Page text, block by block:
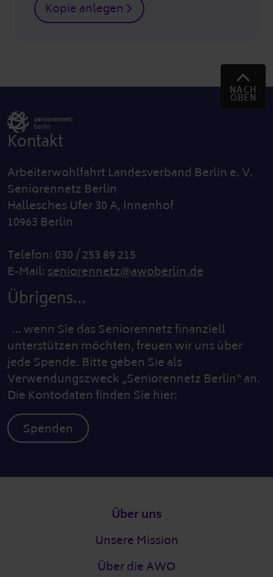
Kopie anlegen
NACH
OBEN
Kontakt
Arbeiterwohlfahrt Landesverband Berlin e. V.
Seniorennetz Berlin
Hallesches Ufer 30 A, Innenhof
10963 Berlin
Telefon: 030 / 253 89 215
E-Mail:seniorennetz@awoberlin.de
Übrigens...
… wenn Sie das Seniorennetz finanziell
unterstützen möchten, freuen wir uns über
jede Spende. Bitte geben Sie als
Verwendungszweck „Seniorennetz Berlin“ an.
Die Kontodaten finden Sie hier:
Spenden
Über uns
Unsere Mission
Über die AWO